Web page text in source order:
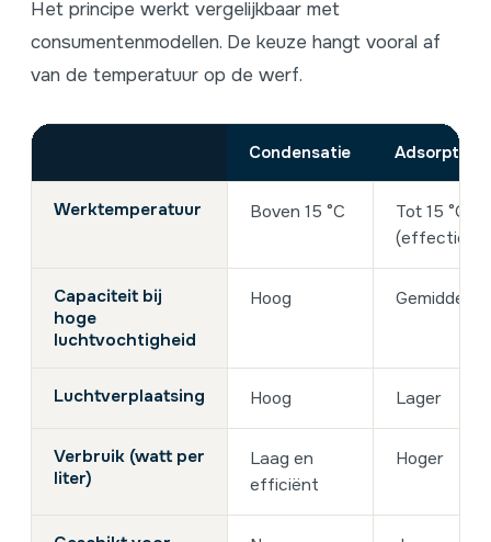
Het principe werkt vergelijkbaar met
consumentenmodellen. De keuze hangt vooral af
van de temperatuur op de werf.
Condensatie Adsorptie
Werktemperatuur Boven 15 °C
Tot 15 °C
(effectief)
Capaciteit bij
hoge
luchtvochtigheid
Hoog Gemiddeld
Luchtverplaatsing Hoog Lager
Verbruik (watt per
liter)
Laag en
efficiënt
Hoger
9,4